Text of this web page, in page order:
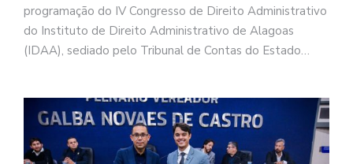
programação do IV Congresso de Direito Administrativo
do Instituto de Direito Administrativo de Alagoas
(IDAA), sediado pelo Tribunal de Contas do Estado…